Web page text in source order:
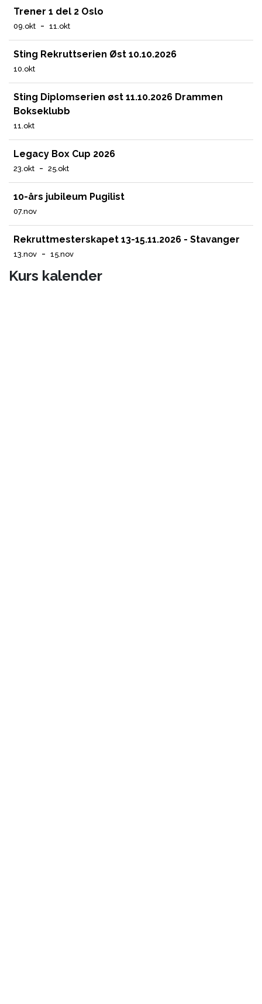
Trener 1 del 2 Oslo
09.okt - 11.okt
Sting Rekruttserien Øst 10.10.2026
10.okt
Sting Diplomserien øst 11.10.2026 Drammen
Bokseklubb
11.okt
Legacy Box Cup 2026
23.okt - 25.okt
10-års jubileum Pugilist
07.nov
Rekruttmesterskapet 13-15.11.2026 - Stavanger
13.nov - 15.nov
Kurs kalender